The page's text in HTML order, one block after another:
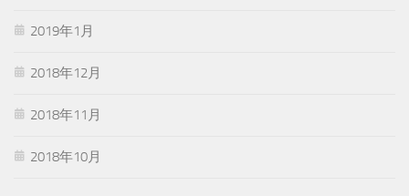
2019年1月
2018年12月
2018年11月
2018年10月